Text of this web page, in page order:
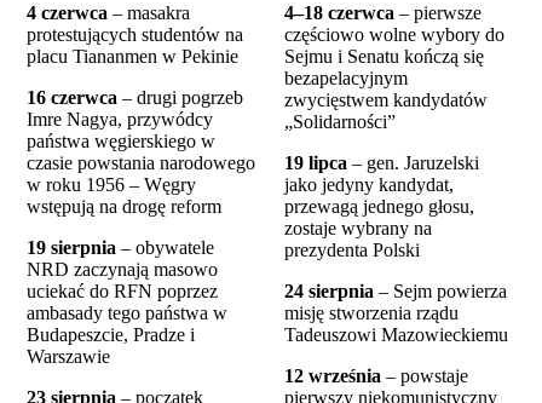
4 czerwca – masakra
protestujących studentów na
placu Tiananmen w Pekinie
16 czerwca – drugi pogrzeb
Imre Nagya, przywódcy
państwa węgierskiego w
czasie powstania narodowego
w roku 1956 – Węgry
wstępują na drogę reform
19 sierpnia – obywatele
NRD zaczynają masowo
uciekać do RFN poprzez
ambasady tego państwa w
Budapeszcie, Pradze i
Warszawie
23 sierpnia – początek
4–18 czerwca – pierwsze
częściowo wolne wybory do
Sejmu i Senatu kończą się
bezapelacyjnym
zwycięstwem kandydatów
„Solidarności”
19 lipca – gen. Jaruzelski
jako jedyny kandydat,
przewagą jednego głosu,
zostaje wybrany na
prezydenta Polski
24 sierpnia – Sejm powierza
misję stworzenia rządu
Tadeuszowi Mazowieckiemu
12 września – powstaje
pierwszy niekomunistyczny